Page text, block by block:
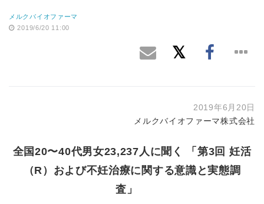
メルクバイオファーマ
2019/6/20 11:00
2019年6月20日
メルクバイオファーマ株式会社
全国20〜40代男女23,237人に聞く 「第3回 妊活
（R）および不妊治療に関する意識と実態調
査」